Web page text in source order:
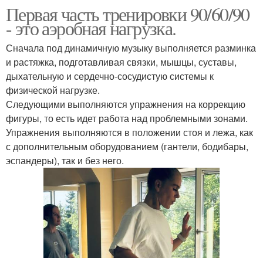
Первая часть тренировки 90/60/90
- это аэробная нагрузка.
Сначала под динамичную музыку выполняется разминка
и растяжка, подготавливая связки, мышцы, суставы,
дыхательную и сердечно-сосудистую системы к
физической нагрузке.
Следующими выполняются упражнения на коррекцию
фигуры, то есть идет работа над проблемными зонами.
Упражнения выполняются в положении стоя и лежа, как
с дополнительным оборудованием (гантели, бодибары,
эспандеры), так и без него.